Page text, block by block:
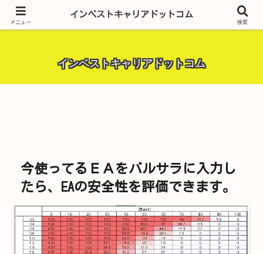
昨今話題の投資全般・金融関連全般・ＦＸトレード全般・生活に役立つ情報・
インベストキャリアドットコム
今使ってるＥＡをバルサラに入力し
たら、EAの安全性を評価できます。
メニュー
インベストキャリアドットコム
検索